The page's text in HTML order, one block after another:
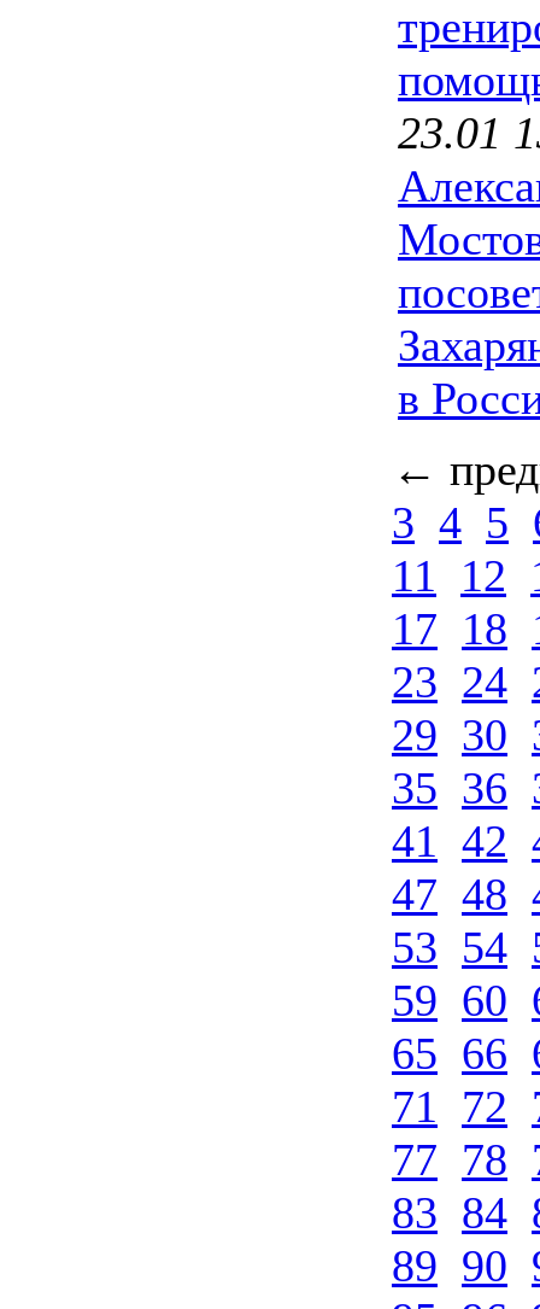
23.01
в
←
3 4 5
11
12
17 18
23 24
29 30
35 36
41 42
47 48
53 54
59 60
65 66
71 72
77 78
83 84
89 90